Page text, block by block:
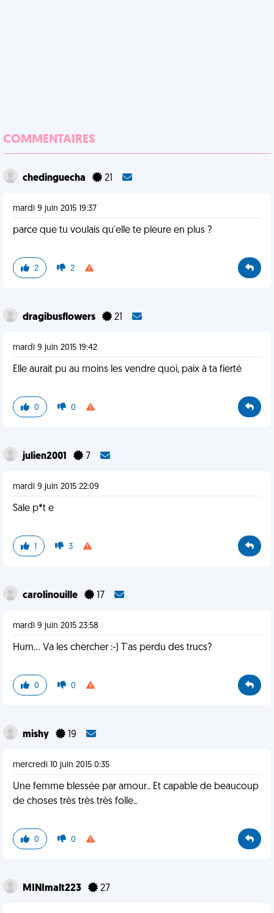
COMMENTAIRES
chedinguecha 21
mardi 9 juin 2015 19:37
parce que tu voulais qu'elle te pleure en plus ?
2 2
dragibusflowers 21
mardi 9 juin 2015 19:42
Elle aurait pu au moins les vendre quoi, paix à ta fierté
0 0
julien2001 7
mardi 9 juin 2015 22:09
Sale p*t e
1 3
carolinouille 17
mardi 9 juin 2015 23:58
Hum... Va les chercher :-) T'as perdu des trucs?
0 0
mishy 19
mercredi 10 juin 2015 0:35
Une femme blessée par amour.. Et capable de beaucoup
de choses très très très folle..
0 0
MINImalt223 27